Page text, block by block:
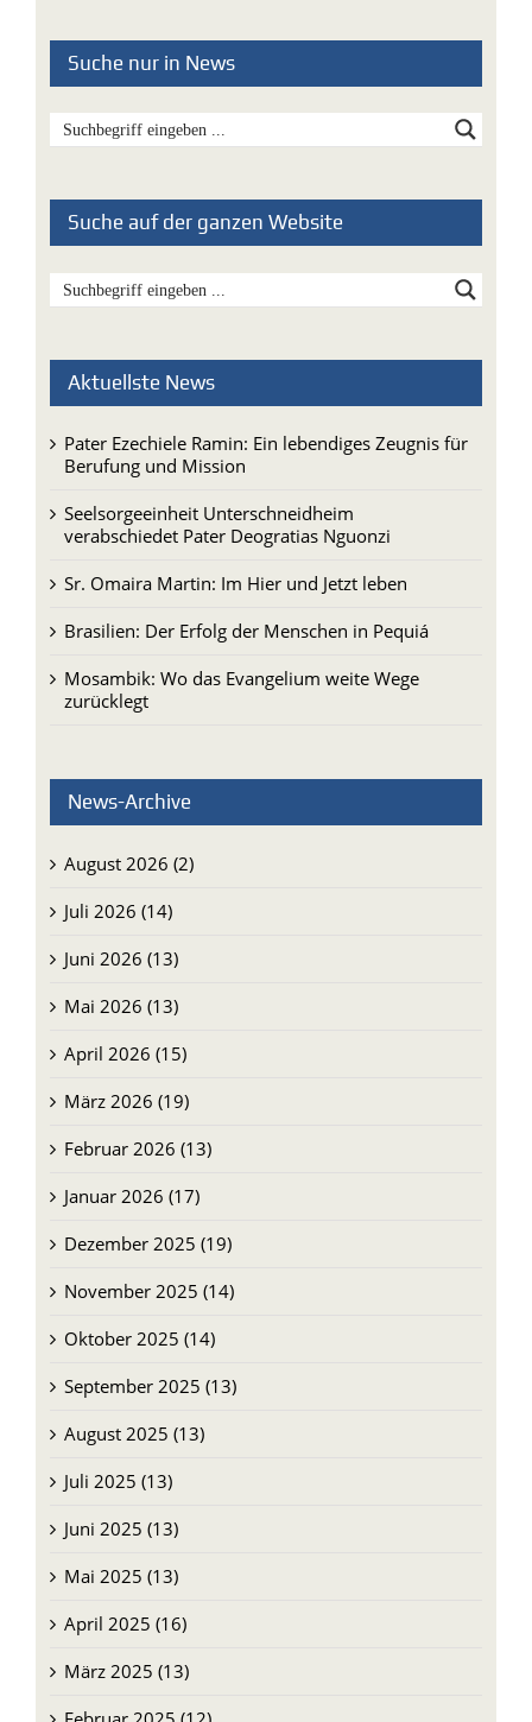
Suche nur in News
Suche auf der ganzen Website
Aktuellste News
Pater Ezechiele Ramin: Ein lebendiges Zeugnis für
Berufung und Mission
Seelsorgeeinheit Unterschneidheim
verabschiedet Pater Deogratias Nguonzi
Sr. Omaira Martin: Im Hier und Jetzt leben
Brasilien: Der Erfolg der Menschen in Pequiá
Mosambik: Wo das Evangelium weite Wege
zurücklegt
News-Archive
August 2026 (2)
Juli 2026 (14)
Juni 2026 (13)
Mai 2026 (13)
April 2026 (15)
März 2026 (19)
Februar 2026 (13)
Januar 2026 (17)
Dezember 2025 (19)
November 2025 (14)
Oktober 2025 (14)
September 2025 (13)
August 2025 (13)
Juli 2025 (13)
Juni 2025 (13)
Mai 2025 (13)
April 2025 (16)
März 2025 (13)